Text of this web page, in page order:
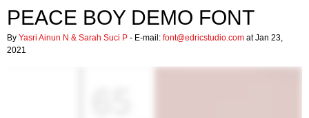
PEACE BOY DEMO FONT
By Yasri Ainun N & Sarah Suci P - E-mail: font@edricstudio.com at Jan 23,
2021